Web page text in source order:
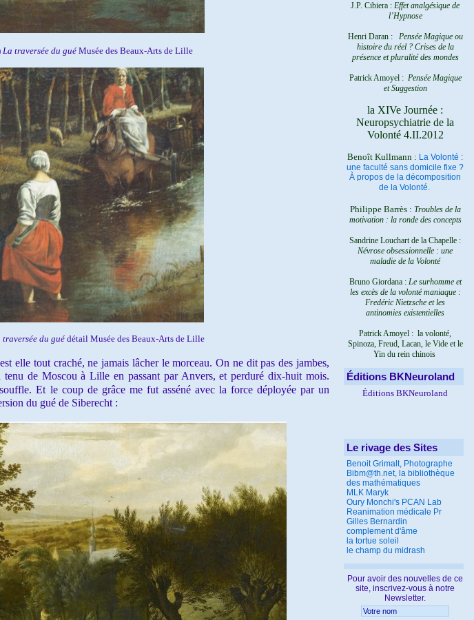
La traversée du guéMusée des Beaux-Arts de Lille
traversée du guédétail Musée des Beaux-Arts de Lille
elle tout craché, ne jamais lâcher le morceau. On ne dit pas des jambes,
de Moscou à Lille en passant par Anvers, et perduré dix-huit mois.
Et le coup de grâce me fut asséné avec la force déployée par un
du gué de Siberecht :
J.P. Cibiera : Effet analgésique de
l’Hypnose
Henri Daran : Pensée Magique ou
histoire du réel ?Crises de la
présence et pluralité des mondes
Patrick Amoyel : Pensée Magique
et Suggestion
la XIVe Journée :
Neuropsychiatrie de la
Volonté 4.II.2012
Benoît Kullmann : La Volonté :
une faculté sans domicile fixe ?
À propos de la décomposition
de la Volonté.
Philippe Barrès : Troubles de la
motivation : la ronde des concepts
Sandrine Louchart de la Chapelle :
Névrose obsessionnelle : une
maladie de la Volonté
Bruno Giordana : Le surhomme et
les excès de la volonté maniaque :
Fredéric Nietzsche et les
antinomies existentielles
Patrick Amoyel : la volonté,
Spinoza, Freud, Lacan, le Vide et le
Yin du rein chinois
Éditions BKNeuroland
Éditions BKNeuroland
Le rivage des Sites
Benoit Grimalt, Photographe
Bibm@th.net, la bibliothèque
des mathématiques
MLK Maryk
Oury Monchi's PCAN Lab
Reanimation médicale Pr
Gilles Bernardin
complement d'âme
la tortue soleil
le champ du midrash
Pour avoir des nouvelles de ce
site, inscrivez-vous à notre
Newsletter.